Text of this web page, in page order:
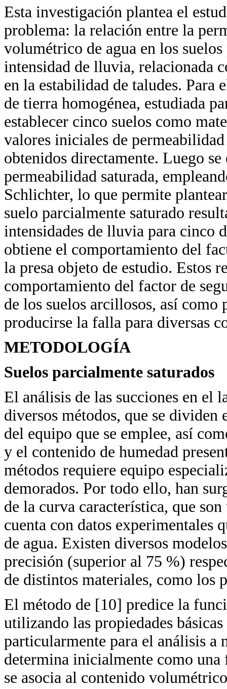
Esta investigación plantea el
problema: la relación entre la
volumétrico de agua en los
intensidad de lluvia, relacionada
en la estabilidad de taludes. Para
de tierra homogénea, estudiada
establecer cinco suelos como
valores iniciales de
obtenidos directamente. Luego
permeabilidad saturada,
Schlichter, lo que permite
suelo parcialmente saturado
intensidades de lluvia para cinco
obtiene el comportamiento del
la presa objeto de estudio. Estos
comportamiento del factor de
de los suelos arcillosos, así
producirse la falla para diversas
METODOLOGÍA
Suelos parcialmente saturados
El análisis de las succiones en el
diversos métodos, que se dividen
del equipo que se emplee, así
y el contenido de humedad
métodos requiere equipo
demorados. Por todo ello, han
de la curva característica, que
cuenta con datos experimentales
de agua. Existen diversos
precisión (superior al 75 %)
de distintos materiales, como los
El método de [10] predice la
utilizando las propiedades
particularmente para el análisis a
determina inicialmente como
se asocia al contenido